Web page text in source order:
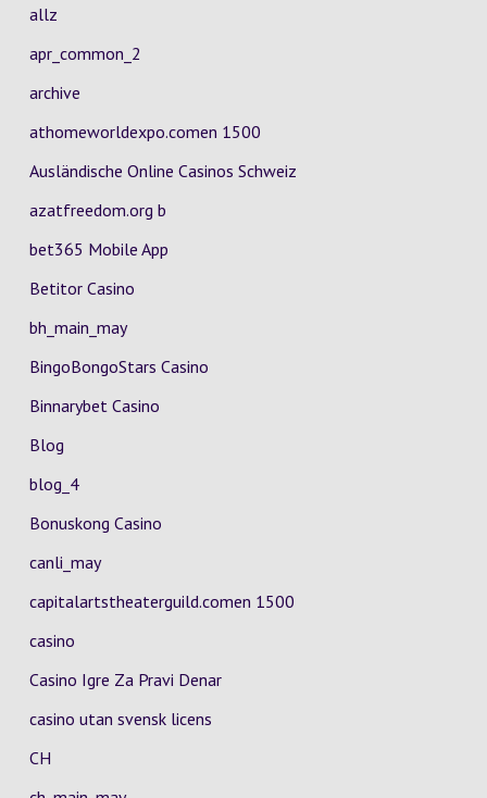
allz
apr_common_2
archive
athomeworldexpo.comen 1500
Ausländische Online Casinos Schweiz
azatfreedom.org b
bet365 Mobile App
Betitor Casino
bh_main_may
BingoBongoStars Casino
Binnarybet Casino
Blog
blog_4
Bonuskong Casino
canli_may
capitalartstheaterguild.comen 1500
casino
Casino Igre Za Pravi Denar
casino utan svensk licens
CH